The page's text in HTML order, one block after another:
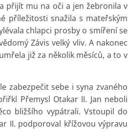
přijít mu na oči a jen žebronila v
příležitosti snažila s mateřským
chlapci prosby o smíření se
Závis velký vliv. A nakonec
již za několik měsíců, a to v
zabezpečit sebe i syna zvaného
Přemysl Otakar II. Jan neboli
bližšího vypátrali. Vstoupil do
II. podporoval křížovou výpravu